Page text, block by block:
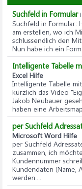
Suchfeld in Formular
Suchfeld in Formular:
am erstellen, wo ich
schlussendlich den
Nun habe ich ein
Intelligente Tabelle
Excel Hilfe
Intelligente Tabelle
kürzlich das Video
Jakob Neubauer
haben eine
per Suchfeld
Microsoft Word Hilfe
per Suchfeld
zusammen, ich
Kundennummer
Kundendaten (Name,
werden....